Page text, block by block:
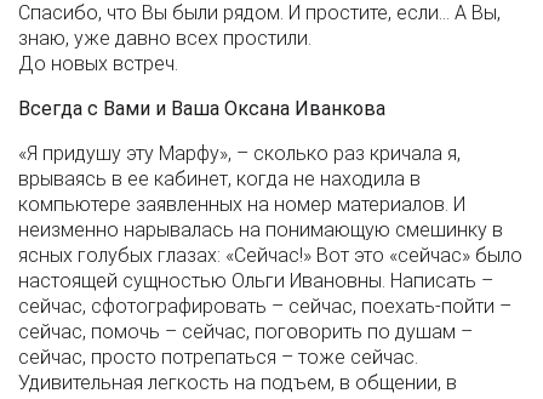
Спасибо, что Вы были рядом. И простите, если… А Вы,
знаю, уже давно всех простили.
До новых встреч.
Всегда с Вами и Ваша Оксана Иванкова
«Я придушу эту Марфу», – сколько раз кричала я,
врываясь в ее кабинет, когда не находила в
компьютере заявленных на номер материалов. И
неизменно нарывалась на понимающую смешинку в
ясных голубых глазах: «Сейчас!» Вот это «сейчас» было
настоящей сущностью Ольги Ивановны. Написать –
сейчас, сфотографировать – сейчас, поехать-пойти –
сейчас, помочь – сейчас, поговорить по душам –
сейчас, просто потрепаться – тоже сейчас.
Удивительная легкость на подъем, в общении, в